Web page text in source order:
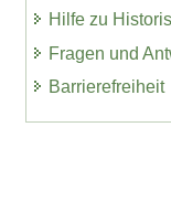
Hilfe zu
Fragen und
Barrierefreiheit